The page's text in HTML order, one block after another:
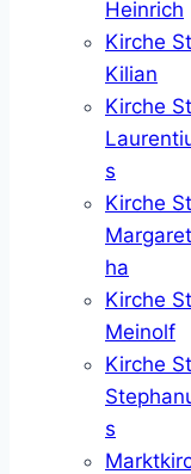
Heinrich
Kirche
Kilian
Kirche
s
Kirche
Margaret
ha
Kirche
Meinolf
Kirche
s